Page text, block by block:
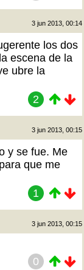
3 jun 2013, 00:14
los dos
escena de la
ubre la
2
3 jun 2013, 00:15
y se fue. Me
que me
1
3 jun 2013, 00:15
0